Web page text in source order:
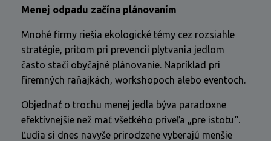
Menej odpadu začína plánovaním
Mnohé firmy riešia ekologické témy cez rozsiahle
stratégie, pritom pri prevencii plytvania jedlom
často stačí obyčajné plánovanie. Napríklad pri
firemných raňajkách, workshopoch alebo eventoch.
Objednať o trochu menej jedla býva paradoxne
efektívnejšie než mať všetkého priveľa „pre istotu“.
Ľudia si dnes navyše prirodzene vyberajú menšie